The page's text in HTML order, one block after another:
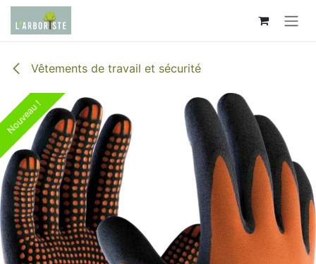
Se rendre au contenu
Vêtements de travail et sécurité
Nouveau !
Nouveau !